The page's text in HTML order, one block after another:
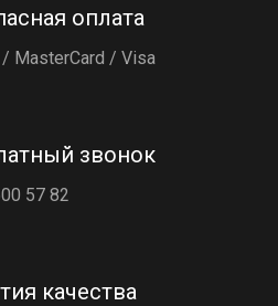
оплата
MasterCard / Visa
звонок
57 82
качества